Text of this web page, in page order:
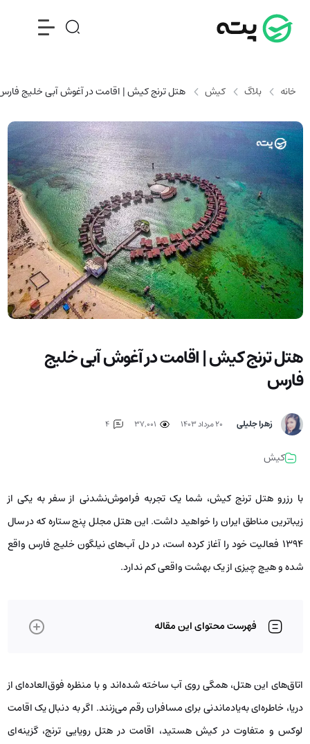
خانه بلاگ کیش هتل ترنج کیش | اقامت در آغوش آبی خلیج
هتل ترنج کیش | اقامت در آغوش آبی خلیج
فارس
زهرا جلیلی ۲۰ مرداد ۱۴۰۳ 4
کیش
با رزرو هتل ترنج کیش، شما یک تجربه فراموش‌نشدنی از سفر به یکی از
زیباترین مناطق ایران را خواهید داشت. این هتل مجلل پنج ستاره که در سال
۱۳۹۴ فعالیت خود را آغاز کرده است، در دل آب‌های نیلگون خلیج فارس واقع
شده و هیچ چیزی از یک بهشت واقعی کم ندارد.
فهرست محتوای این مقاله
اتاق‌های این هتل، همگی روی آب ساخته شده‌اند و با منظره‌ فوق‌العاده‌ای از
دریا، خاطره‌ای به‌یادماندنی برای مسافران رقم می‌زنند. اگر به دنبال یک اقامت
لوکس و متفاوت در کیش هستید، اقامت در هتل رویایی ترنج، گزینه‌ای